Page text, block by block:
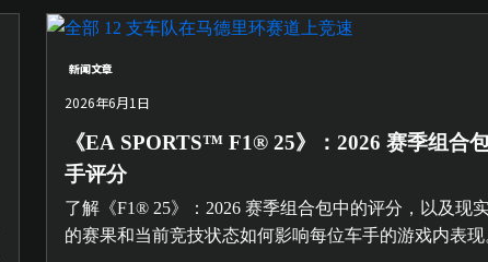
新闻文章
2026年6月1日
《EA SPORTS™ F1® 25》：2026 赛季组合
手评分
了解《F1® 25》：2026 赛季组合包中的评分，以及现
的赛果和当前竞技状态如何影响每位车手的游戏内表现